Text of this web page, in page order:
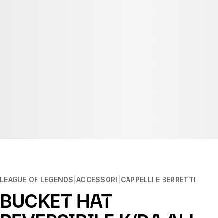
LEAGUE OF LEGENDS ACCESSORI CAPPELLI E BERRETTI
BUCKET HAT